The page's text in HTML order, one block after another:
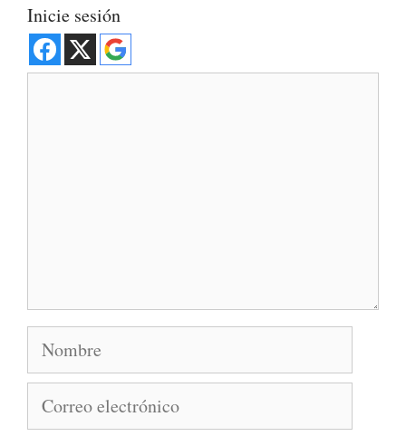
Inicie sesión
Nombre
Correo
electrónico